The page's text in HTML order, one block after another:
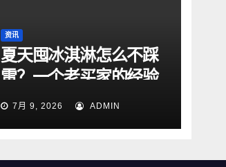
资讯
夏天囤冰淇淋怎么不踩
雷？一个老买家的经验
总结
7月 9, 2026 ADMIN